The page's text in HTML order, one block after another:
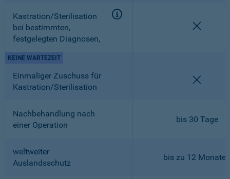
Kastration/Sterilisation
bei bestimmten,
festgelegten Diagnosen,
Einmaliger Zuschuss für
Kastration/Sterilisation
KEINE WARTEZEIT
Nachbehandlung nach
einer Operation
bis 30 Tage
weltweiter
Auslandsschutz
bis zu 12 Monaten